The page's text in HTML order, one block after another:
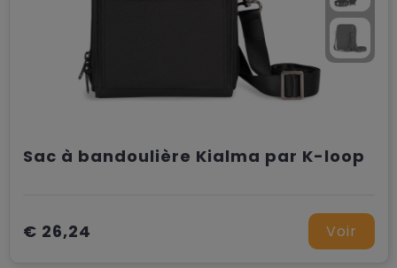
Sac à bandoulière Kialma par K-loop
€ 26,24 Voir